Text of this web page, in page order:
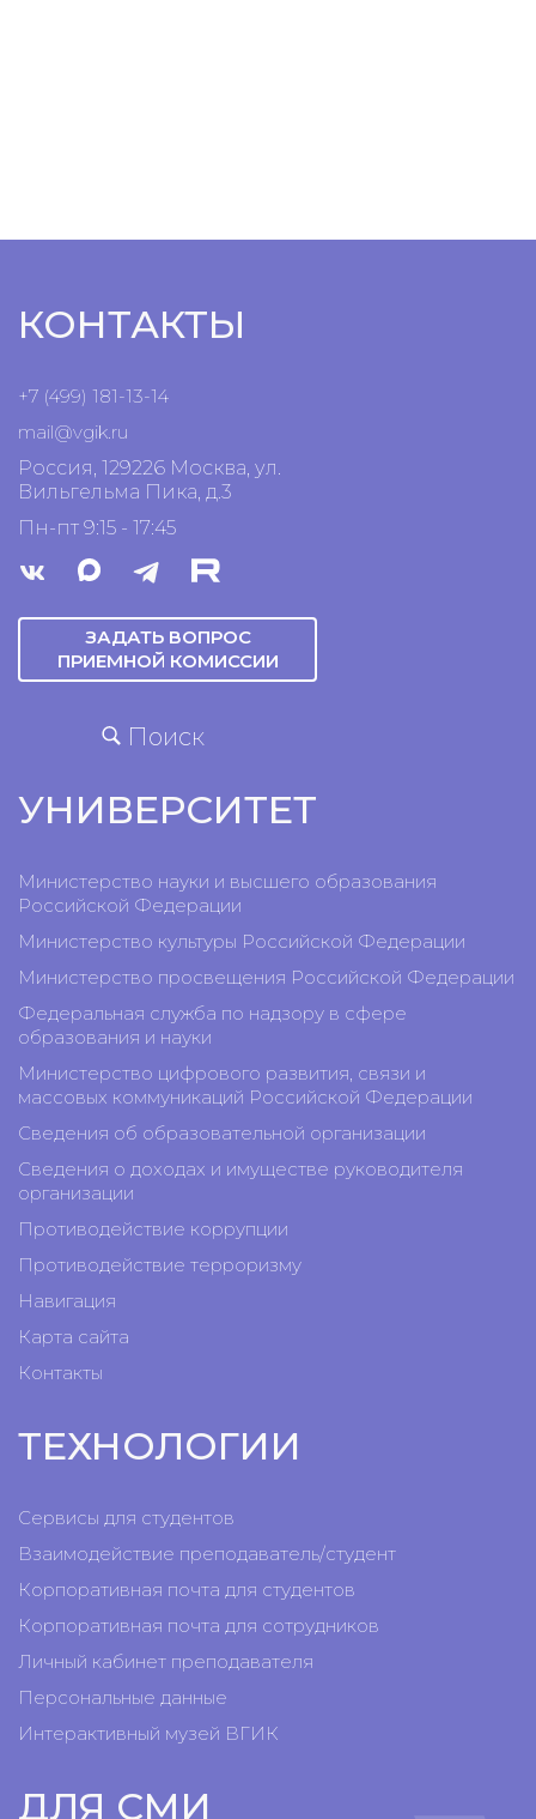
КОНТАКТЫ
+7 (499) 181-13-14
mail@vgik. ru
Россия, 129226 Москва, ул.
Вильгельма Пика, д.3
Пн-пт 9:15 - 17:45
ЗАДАТЬ ВОПРОС
ПРИЕМНОЙ КОМИССИИ
Поиск
УНИВЕРСИТЕТ
Министерство науки и высшего образования
Российской Федерации
Министерство культуры Российской Федерации
Министерство просвещения Российской Федерации
Федеральная служба по надзору в сфере
образования и науки
Министерство цифрового развития, связи и
массовых коммуникаций Российской Федерации
Сведения об образовательной организации
Сведения о доходах и имуществе руководителя
организации
Противодействие коррупции
Противодействие терроризму
Навигация
Карта сайта
Контакты
ТЕХНОЛОГИИ
Сервисы для студентов
Взаимодействие преподаватель/студент
Корпоративная почта для студентов
Корпоративная почта для сотрудников
Личный кабинет преподавателя
Персональные данные
Интерактивный музей ВГИК
ДЛЯ СМИ